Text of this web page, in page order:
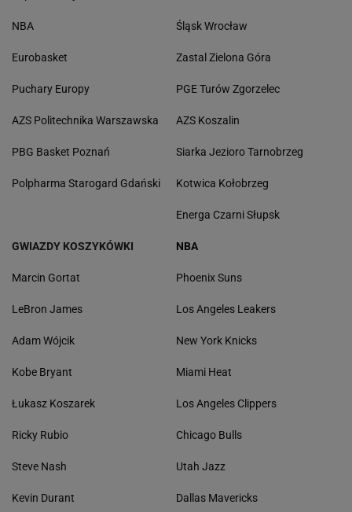
NBA
Eurobasket
Puchary Europy
AZS Politechnika Warszawska
PBG Basket Poznań
Polpharma Starogard Gdański
Śląsk Wrocław
Zastal Zielona Góra
PGE Turów Zgorzelec
AZS Koszalin
Siarka Jezioro Tarnobrzeg
Kotwica Kołobrzeg
Energa Czarni Słupsk
GWIAZDY KOSZYKÓWKI
Marcin Gortat
LeBron James
Adam Wójcik
Kobe Bryant
Łukasz Koszarek
Ricky Rubio
Steve Nash
Kevin Durant
NBA
Phoenix Suns
Los Angeles Leakers
New York Knicks
Miami Heat
Los Angeles Clippers
Chicago Bulls
Utah Jazz
Dallas Mavericks